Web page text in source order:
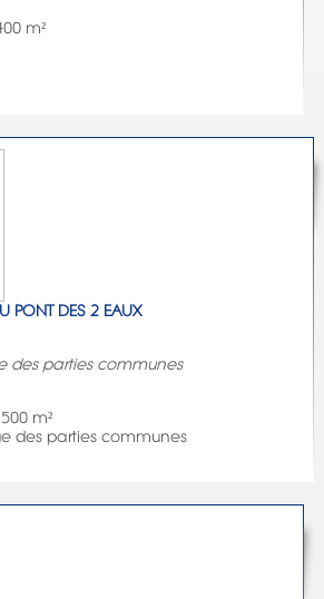
m²
PONT DES 2 EAUX
des parties communes
m²
des parties communes